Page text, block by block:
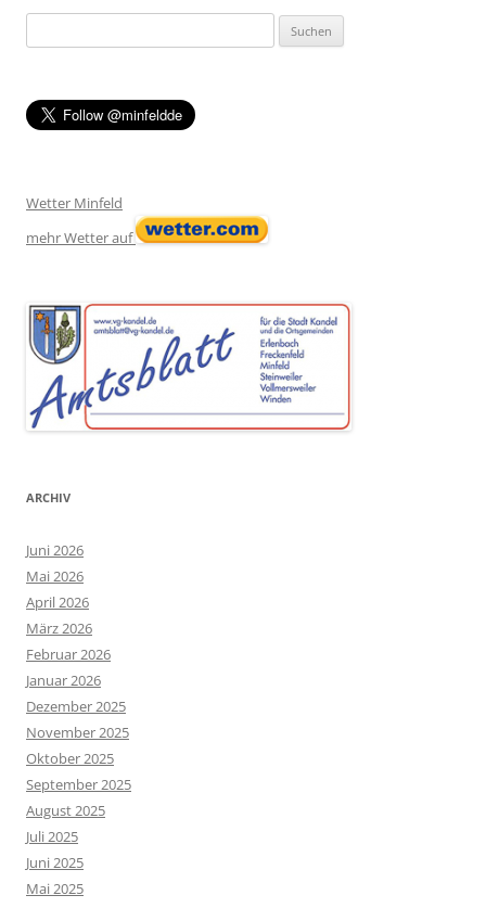
nach:
Wetter Minfeld
mehr Wetter auf
ARCHIV
Juni 2026
Mai 2026
April 2026
März 2026
Februar 2026
Januar 2026
Dezember 2025
November 2025
Oktober 2025
September 2025
August 2025
Juli 2025
Juni 2025
Mai 2025